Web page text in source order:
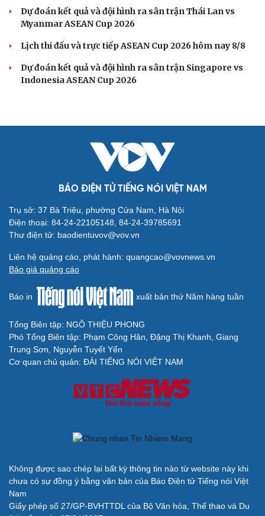
Dự đoán kết quả và đội hình ra sân trận Thái Lan vs
Myanmar ASEAN Cup 2026
Lịch thi đấu và trực tiếp ASEAN Cup 2026 hôm nay 8/8
Dự đoán kết quả và đội hình ra sân trận Singapore vs
Indonesia ASEAN Cup 2026
BÁO ĐIỆN TỬ TIẾNG NÓI VIỆT NAM
Trụ sở: 37 Bà Triệu, phường Cửa Nam, Hà Nội
Điện thoại: 84-24-22105148, 84-24-39785691
Thư điện tử: baodientuvov@vov.vn
Liên hệ quảng cáo, phát hành: quangcao@vovnews.vn
Báo giá quảng cáo
Báo in xuất bản thứ Năm hàng tuần
Tổng Biên tập: NGÔ THIỆU PHONG
Phó Tổng Biên tập: Phạm Công Hân, Đặng Thị Khanh, Giang
Trung Sơn, Nguyễn Tuyết Yến
Cơ quan chủ quản: ĐÀI TIẾNG NÓI VIỆT NAM
Không được sao chép lại bất kỳ thông tin nào từ website này khi
chưa có sự đồng ý bằng văn bản của Báo Điện tử Tiếng nói Việt
Nam
Giấy phép số 27/GP-BVHTTDL của Bộ Văn hóa, Thể thao và Du